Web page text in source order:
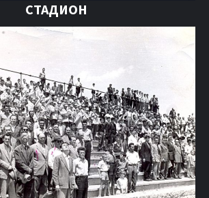
СТАДИОН